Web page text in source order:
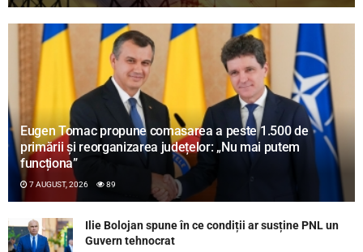
Eugen Tomac propune comasarea a peste 1.500 de
primării și reorganizarea județelor: „Nu mai putem
funcționa”
7 AUGUST, 2026 89
Ilie Bolojan spune în ce condiții ar susține PNL un
Guvern tehnocrat